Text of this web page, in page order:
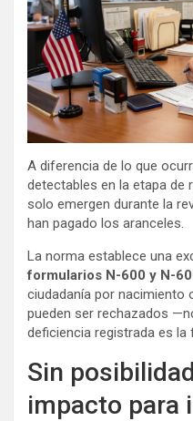
A diferencia de lo que
detectables en la etapa
solo emergen durante la
han pagado los aranceles.
La norma establece una
formularios N-600 y N-
ciudadanía por nacimiento
pueden ser rechazados
deficiencia registrada es la
Sin
impacto para